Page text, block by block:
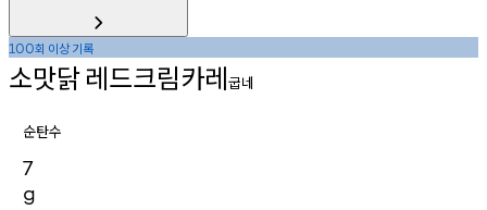
100회 이상기록
소맛닭레드크림카레굽네
순탄수
7
g